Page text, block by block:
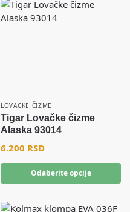
LOVACKE ČIZME
Tigar Lovačke čizme
Alaska 93014
6.200 RSD
Odaberite opcije